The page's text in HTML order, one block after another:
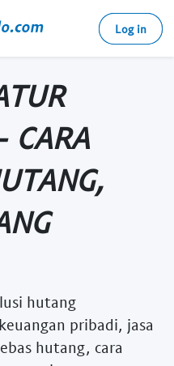
Log in
CARA
hutang
pribadi, jasa
hutang, cara